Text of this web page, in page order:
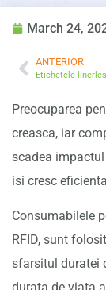
March 24,
ANTERIOR
Preocuparea
creasca, iar
scadea
isi cresc
Consumabilele
RFID, sunt
sfarsitul duratei